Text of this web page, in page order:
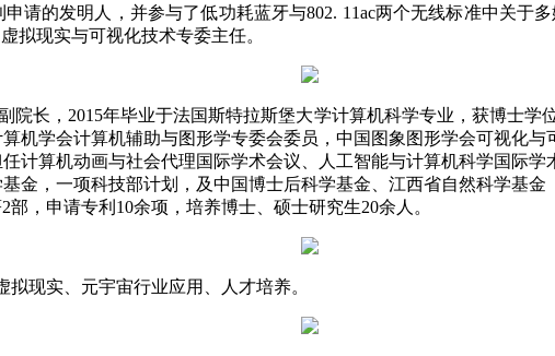
请的发明人，并参与了低功耗蓝牙与802. 11ac两个无线标准中关于
拟现实与可视化技术专委主任。
院长，2015年毕业于法国斯特拉斯堡大学计算机科学专业，获博士学
机学会计算机辅助与图形学专委会委员，中国图象图形学会可视化
计算机动画与社会代理国际学术会议、人工智能与计算机科学国际
金，一项科技部计划，及中国博士后科学基金、江西省自然科学基
，申请专利10余项，培养博士、硕士研究生20余人。
现实、元宇宙行业应用、人才培养。